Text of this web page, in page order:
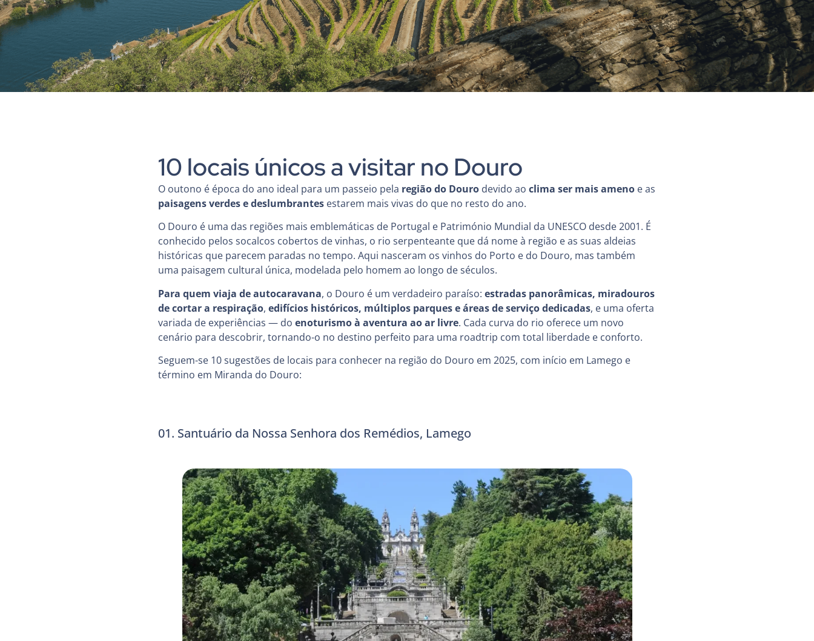
10 locais únicos a visitar no Douro
O outono é época do ano ideal para um passeio pela região do Dourodevido ao clima ser mais amenoe as
paisagens verdes e deslumbrantes estarem mais vivas do que no resto do ano.
O Douro é uma das regiões mais emblemáticas de Portugal e Património Mundial da UNESCO desde 2001. É
conhecido pelos socalcos cobertos de vinhas, o rio serpenteante que dá nome à região e as suas aldeias
históricas que parecem paradas no tempo. Aqui nasceram os vinhos do Porto e do Douro, mas também
uma paisagem cultural única, modelada pelo homem ao longo de séculos.
Para quem viaja de autocaravana, o Douro é um verdadeiro paraíso: estradas panorâmicas, miradouros
de cortar a respiração, edifícios históricos, múltiplos parques e áreas de serviço dedicadas, e uma oferta
variada de experiências — do enoturismo à aventura ao ar livre. Cada curva do rio oferece um novo
cenário para descobrir, tornando-o no destino perfeito para uma roadtrip com total liberdade e conforto.
Seguem-se 10 sugestões de locais para conhecer na região do Douro em 2025, com início em Lamego e
término em Miranda do Douro:
01. Santuário da Nossa Senhora dos Remédios, Lamego